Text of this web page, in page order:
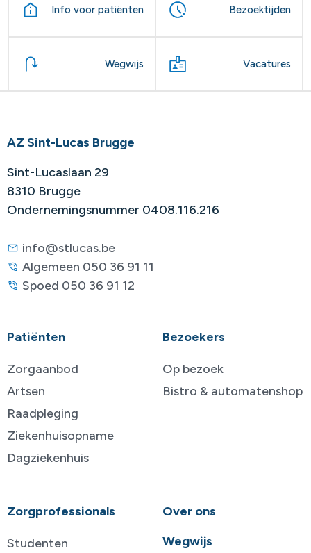
Info voor patiënten Bezoektijden
Wegwijs Vacatures
AZ Sint-Lucas Brugge
Sint-Lucaslaan 29
8310 Brugge
Ondernemingsnummer 0408.116.216
info@stlucas.be
Algemeen 050 36 91 11
Spoed 050 36 91 12
Patiënten
Zorgaanbod
Artsen
Raadpleging
Ziekenhuisopname
Dagziekenhuis
Bezoekers
Op bezoek
Bistro & automatenshop
Zorgprofessionals
Studenten
Over ons
Wegwijs